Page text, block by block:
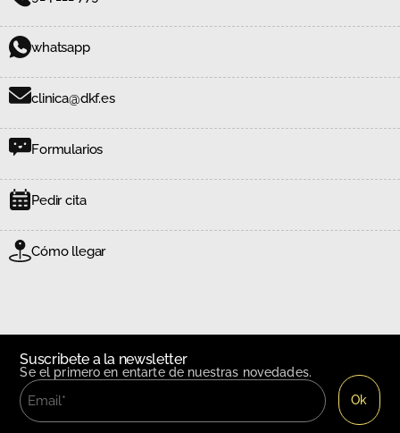
whatsapp
clinica@dkf.es
Formularios
Pedir cita
Cómo llegar
Suscribete a la newsletter
Se el primero en entarte de nuestras novedades.